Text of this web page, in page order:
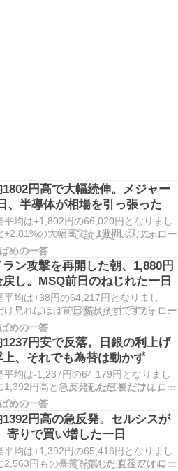
1802円高で大幅続伸。メジャー
、半導体が相場を引っ張った
平均は+1,802円の66,020円となりまし
+2.81%の大幅高で、1週間ぶりに
を回復しています。米国とイランの戦
期待から前夜の米ハイテク株が上昇
れを引き継いでAI・半導体関連株を中
た一日でした。 メジャーSQ…
めの一答
ン攻撃を再開した朝、1,880円
し。MSQ前日のねじれた一日
平均は+38円の64,217円となりまし
け見ればほぼ前日変わらずですが、ザ
は62,335円と一時1,880円超の下落とな
そこからほぼ全戻しする荒い一日とな
日本時間の朝方に米軍がイラン国内へ
開したとの発表が伝わったことが…
めの一答
1237円安で反落。日銀の利上げ
、それでも為替は動かず
平均は-1,237円の64,179円となりまし
1,392円高と急反発した直後だけに、再
を消す展開となり、反発は一日で終わ
た格好です。中東情勢の緊迫や米国の
に加え、国内では日銀の利上げ観測が
される一日でした。 急反発から…
めの一答
1392円高の急反発。セルシスが
寄りで買い増した一日
平均は+1,392円の65,416円となりまし
2,563円もの暴落を演じた直後だけに、